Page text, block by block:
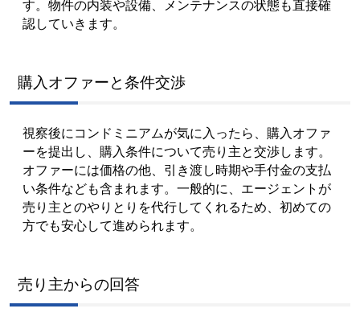
す。物件の内装や設備、メンテナンスの状態も直接確
認していきます。
購入オファーと条件交渉
視察後にコンドミニアムが気に入ったら、購入オファ
ーを提出し、購入条件について売り主と交渉します。
オファーには価格の他、引き渡し時期や手付金の支払
い条件なども含まれます。一般的に、エージェントが
売り主とのやりとりを代行してくれるため、初めての
方でも安心して進められます。
売り主からの回答